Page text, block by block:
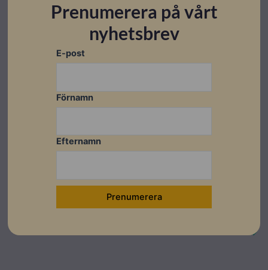
105 mm
Datablad
Prenumerera på vårt
nyhetsbrev
E-post
Förnamn
Efternamn